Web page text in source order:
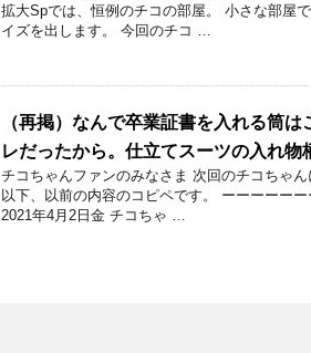
拡大Spでは、恒例のチコの部屋。 小さな部屋
イズを出します。 今回のチコ …
（再掲）なんで卒業証書を入れる筒
レだったから。仕立てスーツの入れ物
チコちゃんファンのみなさま 次回のチコちゃん
以下、以前の内容のコピペです。 ーーーーー
2021年4月2日金 チコちゃ …